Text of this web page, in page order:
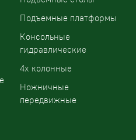
Подъемные платформы
Консольные
гидравлические
4х колонные
Ножничные
передвижные